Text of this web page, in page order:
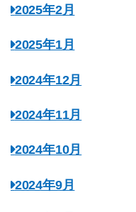
2025年2月
2025年1月
2024年12月
2024年11月
2024年10月
2024年9月